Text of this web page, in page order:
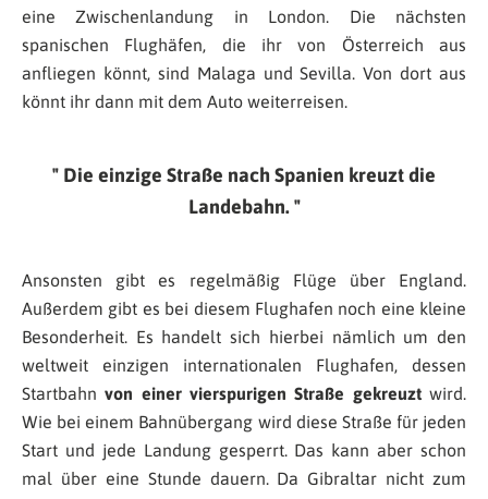
eine Zwischenlandung in London. Die nächsten
spanischen Flughäfen, die ihr von Österreich aus
anfliegen könnt, sind Malaga und Sevilla. Von dort aus
könnt ihr dann mit dem Auto weiterreisen.
Die einzige Straße nach Spanien kreuzt die
Landebahn.
Ansonsten gibt es regelmäßig Flüge über England.
Außerdem gibt es bei diesem Flughafen noch eine kleine
Besonderheit. Es handelt sich hierbei nämlich um den
weltweit einzigen internationalen Flughafen, dessen
Startbahn von einer vierspurigen Straße gekreuztwird.
Wie bei einem Bahnübergang wird diese Straße für jeden
Start und jede Landung gesperrt. Das kann aber schon
mal über eine Stunde dauern. Da Gibraltar nicht zum